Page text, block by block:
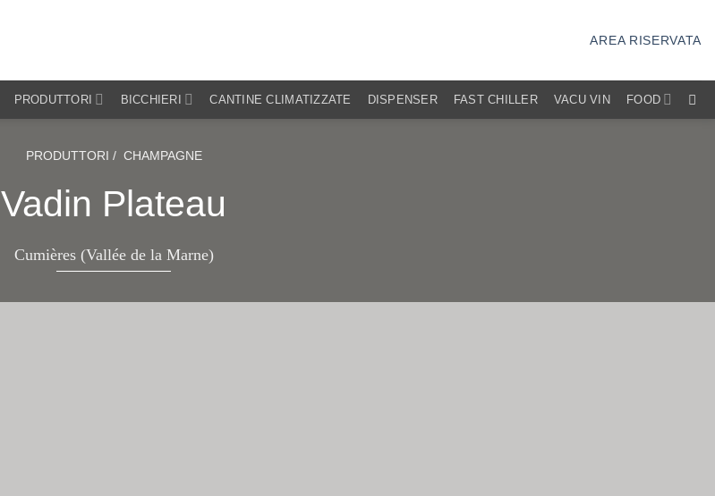
AREA RISERVATA
PRODUTTORI BICCHIERI CANTINE CLIMATIZZATE DISPENSER FAST CHILLER VACU VIN FOOD
PRODUTTORI / CHAMPAGNE
Vadin Plateau
Cumières (Vallée de la Marne)